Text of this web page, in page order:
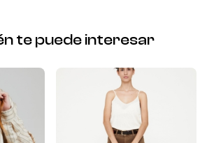
te puede interesar